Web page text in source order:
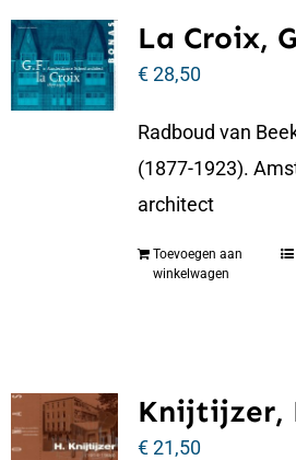
La Croix,
€28,50
Radboud van
(1877-1923).
architect
Toevoegen aan
winkelwagen
Knijtijzer,
€21,50